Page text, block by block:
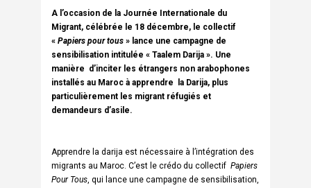
A l’occasion de la Journée Internationale du
Migrant, célébrée le 18 décembre, le collectif
« Papiers pour tous » lance une campagne de
sensibilisation intitulée « Taalem Darija ». Une
manière d’inciter les étrangers non arabophones
installés au Maroc à apprendre la Darija, plus
particulièrement les migrant réfugiés et
demandeurs d’asile.
Apprendre la darija est nécessaire à l’intégration des
migrants au Maroc. C’est le crédo du collectif Papiers
Pour Tous, qui lance une campagne de sensibilisation,